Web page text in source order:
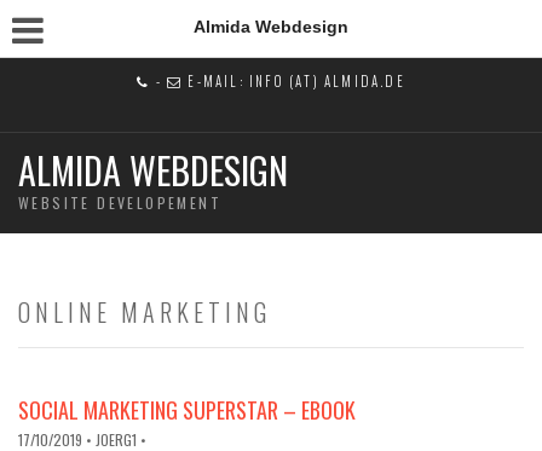
Almida Webdesign
- E-MAIL: INFO (AT) ALMIDA.DE
ALMIDA WEBDESIGN
WEBSITE DEVELOPEMENT
ONLINE MARKETING
SOCIAL MARKETING SUPERSTAR – EBOOK
17/10/2019 • JOERG1 •